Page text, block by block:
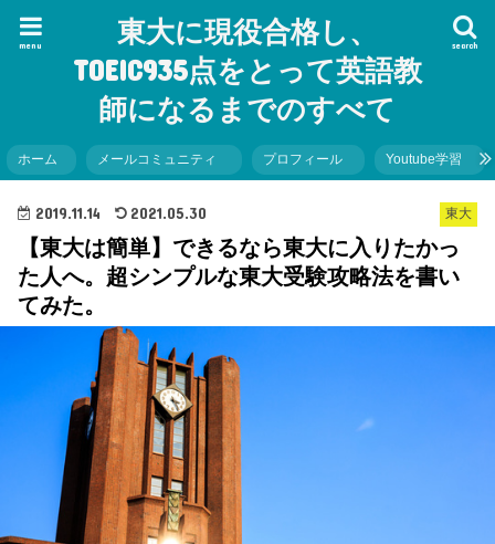
東大に現役合格し、
TOEIC935点をとって英語教
師になるまでのすべて
search
menu
ホーム メールコミュニティ プロフィール Youtube学習
東大
2019.11.14 2021.05.30
【東大は簡単】できるなら東大に入りたかっ
た人へ。超シンプルな東大受験攻略法を書い
てみた。